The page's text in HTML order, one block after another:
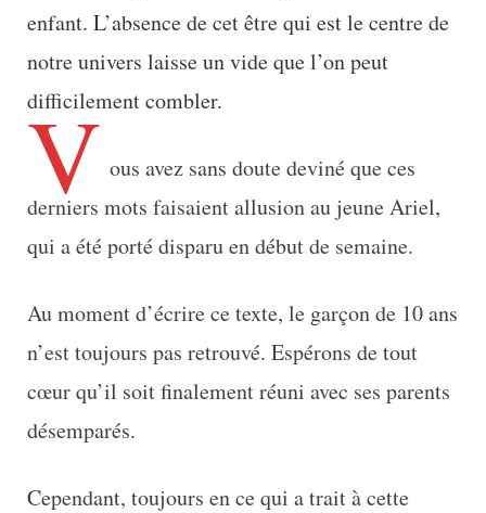
enfant. L’absence de cet être qui est le centre de
notre univers laisse un vide que l’on peut
difficilement combler.
V ous avez sans doute deviné que ces
derniers mots faisaient allusion au jeune Ariel,
qui a été porté disparu en début de semaine.
Au moment d’écrire ce texte, le garçon de 10 ans
n’est toujours pas retrouvé. Espérons de tout
cœur qu’il soit finalement réuni avec ses parents
désemparés.
Cependant, toujours en ce qui a trait à cette